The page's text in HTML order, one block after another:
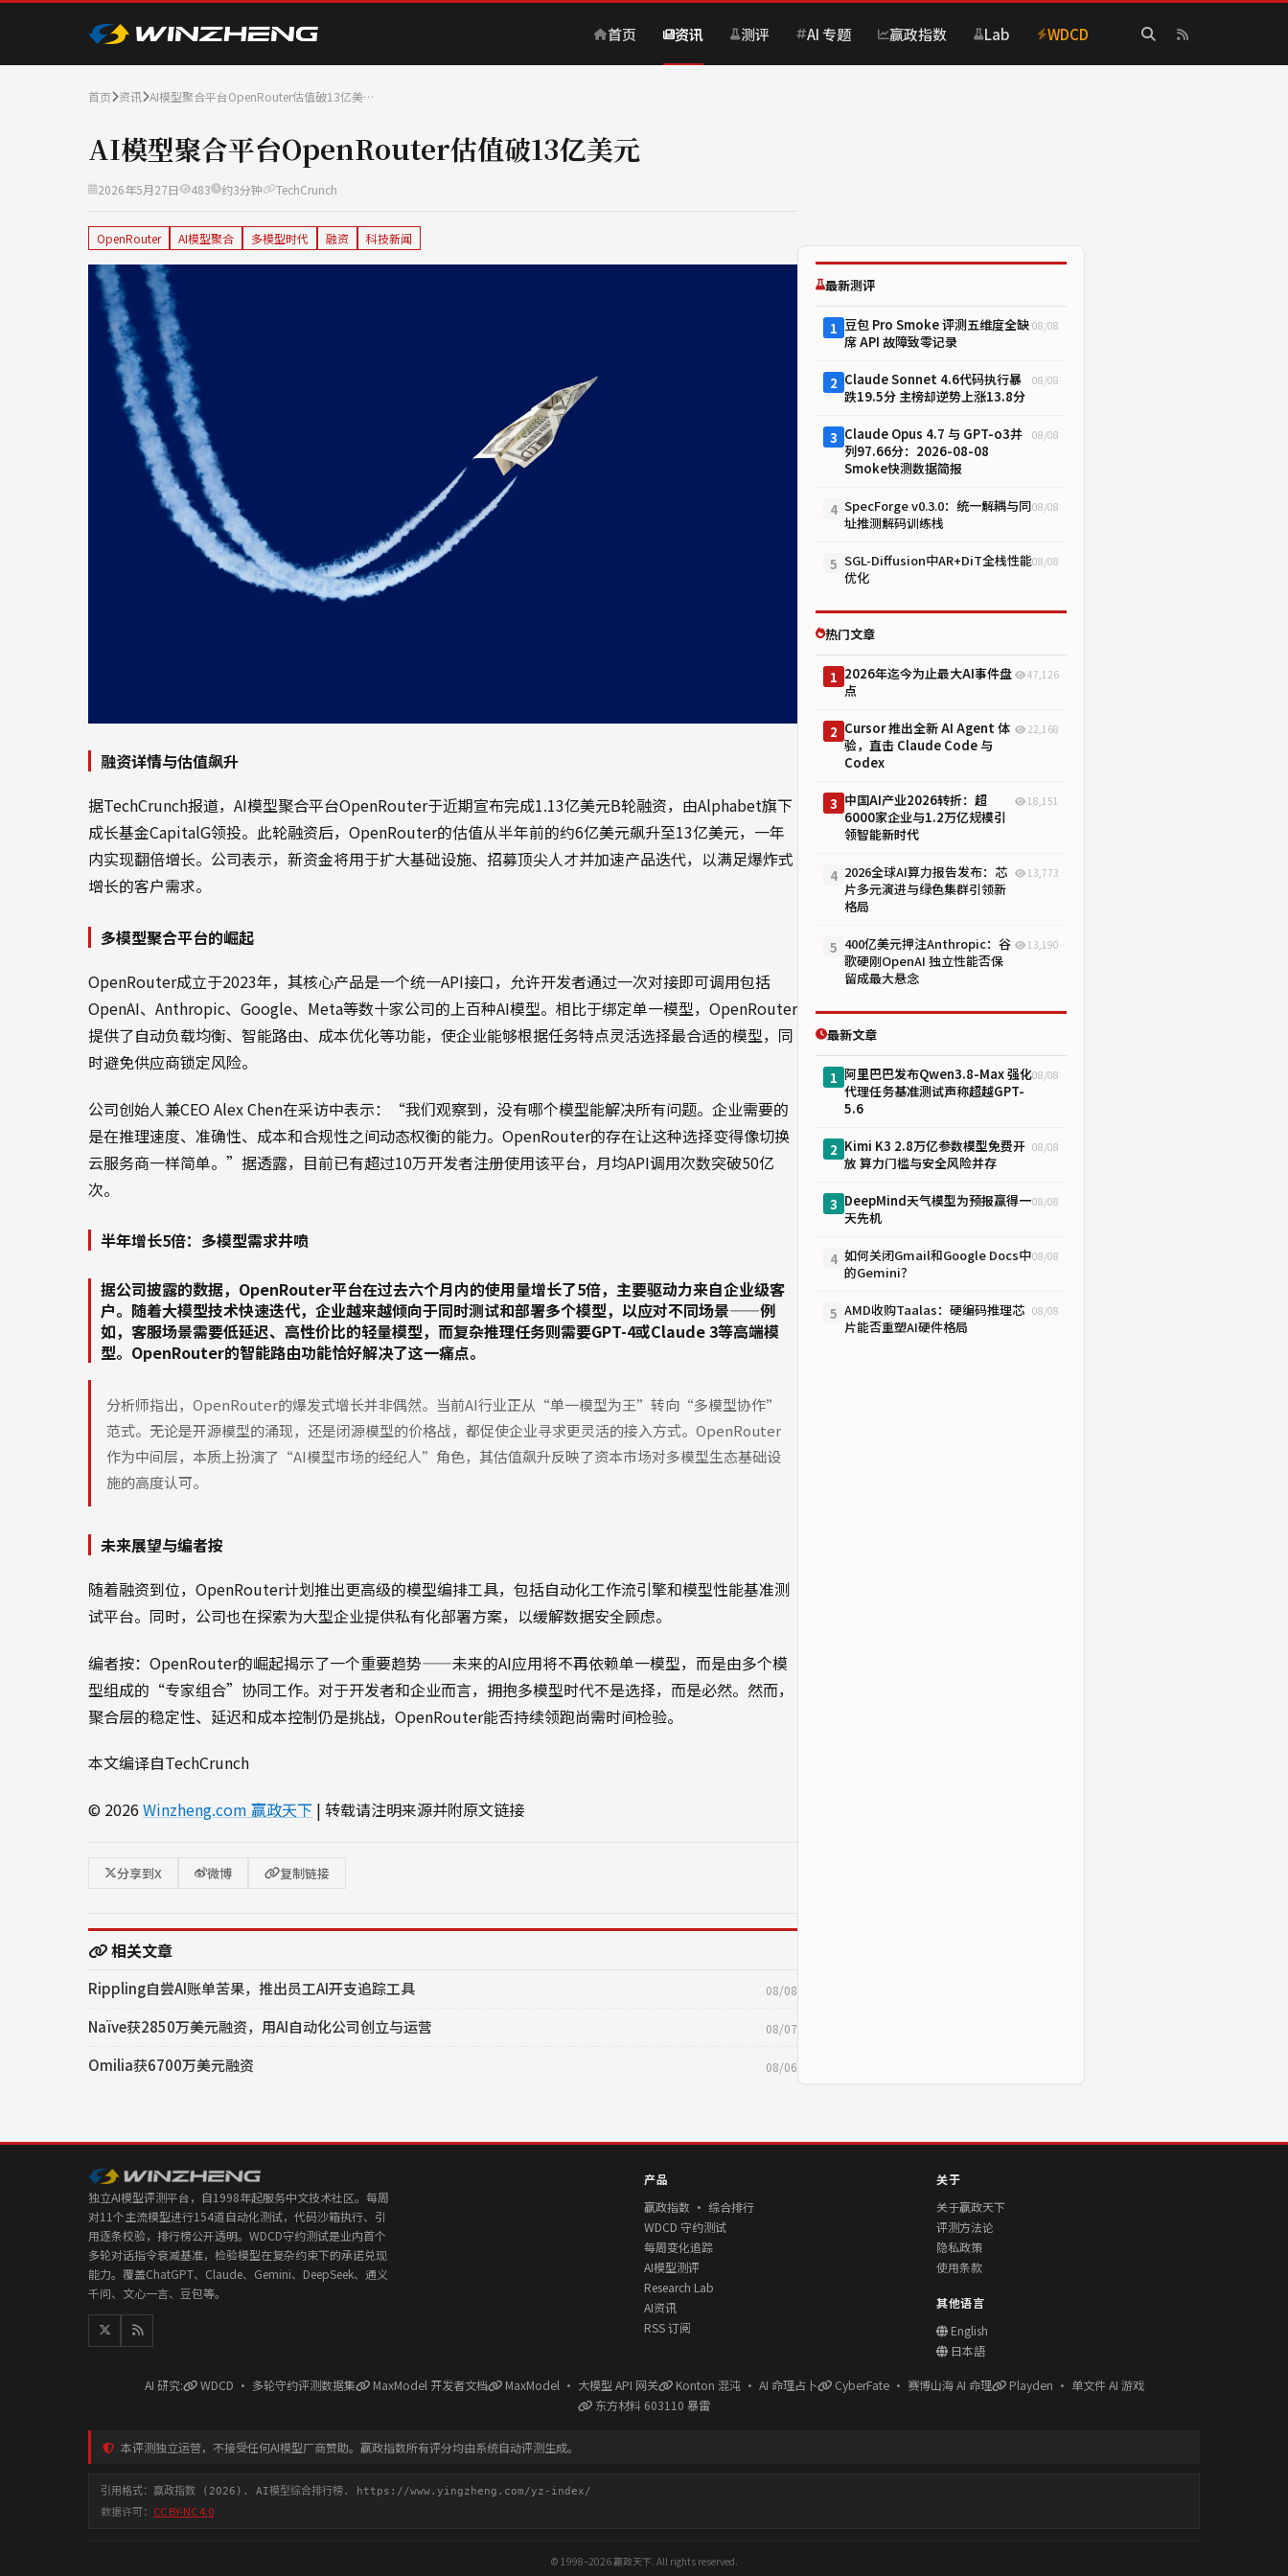
首页 资讯 测评 AI 专题 赢政指数 Lab WDCD
首页 资讯 AI模型聚合平台OpenRouter估值破13亿美…
AI模型聚合平台OpenRouter估值破13亿美元
2026年5月27日 483 约3分钟 TechCrunch
OpenRouter AI模型聚合 多模型时代 融资 科技新闻
融资详情与估值飙升
据TechCrunch报道，AI模型聚合平台OpenRouter于近期宣布完成1.13亿美元B轮融资，由Alphabet旗下
成长基金CapitalG领投。此轮融资后，OpenRouter的估值从半年前的约6亿美元飙升至13亿美元，一年
内实现翻倍增长。公司表示，新资金将用于扩大基础设施、招募顶尖人才并加速产品迭代，以满足爆炸式
增长的客户需求。
多模型聚合平台的崛起
OpenRouter成立于2023年，其核心产品是一个统一API接口，允许开发者通过一次对接即可调用包括
OpenAI、Anthropic、Google、Meta等数十家公司的上百种AI模型。相比于绑定单一模型，OpenRouter
提供了自动负载均衡、智能路由、成本优化等功能，使企业能够根据任务特点灵活选择最合适的模型，同
时避免供应商锁定风险。
公司创始人兼CEO Alex Chen在采访中表示：“我们观察到，没有哪个模型能解决所有问题。企业需要的
是在推理速度、准确性、成本和合规性之间动态权衡的能力。OpenRouter的存在让这种选择变得像切换
云服务商一样简单。”据透露，目前已有超过10万开发者注册使用该平台，月均API调用次数突破50亿
次。
半年增长5倍：多模型需求井喷
据公司披露的数据，OpenRouter平台在过去六个月内的使用量增长了5倍，主要驱动力来自企业级客
户。随着大模型技术快速迭代，企业越来越倾向于同时测试和部署多个模型，以应对不同场景——例
如，客服场景需要低延迟、高性价比的轻量模型，而复杂推理任务则需要GPT-4或Claude 3等高端模
型。OpenRouter的智能路由功能恰好解决了这一痛点。
分析师指出，OpenRouter的爆发式增长并非偶然。当前AI行业正从“单一模型为王”转向“多模型协作”
范式。无论是开源模型的涌现，还是闭源模型的价格战，都促使企业寻求更灵活的接入方式。OpenRouter
作为中间层，本质上扮演了“AI模型市场的经纪人”角色，其估值飙升反映了资本市场对多模型生态基础设
施的高度认可。
未来展望与编者按
随着融资到位，OpenRouter计划推出更高级的模型编排工具，包括自动化工作流引擎和模型性能基准测
试平台。同时，公司也在探索为大型企业提供私有化部署方案，以缓解数据安全顾虑。
编者按：OpenRouter的崛起揭示了一个重要趋势——未来的AI应用将不再依赖单一模型，而是由多个模
型组成的“专家组合”协同工作。对于开发者和企业而言，拥抱多模型时代不是选择，而是必然。然而，
聚合层的稳定性、延迟和成本控制仍是挑战，OpenRouter能否持续领跑尚需时间检验。
本文编译自TechCrunch
© 2026 Winzheng.com 赢政天下 | 转载请注明来源并附原文链接
分享到X 微博 复制链接
相关文章
Rippling自尝AI账单苦果，推出员工AI开支追踪工具 08/08
Naïve获2850万美元融资，用AI自动化公司创立与运营 08/07
Omilia获6700万美元融资 08/06
最新测评
1 豆包 Pro Smoke 评测五维度全缺
席 API 故障致零记录
08/08
2 Claude Sonnet 4.6代码执行暴
跌19.5分 主榜却逆势上涨13.8分
08/08
3 Claude Opus 4.7 与 GPT-o3并
列97.66分：2026-08-08
Smoke快测数据简报
08/08
4 SpecForge v0.3.0：统一解耦与同
址推测解码训练栈
08/08
5 SGL-Diffusion中AR+DiT全栈性能
优化
08/08
热门文章
1 2026年迄今为止最大AI事件盘
点
47,126
2 Cursor 推出全新 AI Agent 体
验，直击 Claude Code 与
Codex
22,168
3 中国AI产业2026转折：超
6000家企业与1.2万亿规模引
领智能新时代
18,151
4 2026全球AI算力报告发布：芯
片多元演进与绿色集群引领新
格局
13,773
5 400亿美元押注Anthropic：谷
歌硬刚OpenAI 独立性能否保
留成最大悬念
13,190
最新文章
1 阿里巴巴发布Qwen3.8-Max 强化
代理任务基准测试声称超越GPT-
5.6
08/08
2 Kimi K3 2.8万亿参数模型免费开
放 算力门槛与安全风险并存
08/08
3 DeepMind天气模型为预报赢得一
天先机
08/08
4 如何关闭Gmail和Google Docs中
的Gemini？
08/08
5 AMD收购Taalas：硬编码推理芯
片能否重塑AI硬件格局
08/08
独立AI模型评测平台，自1998年起服务中文技术社区。每周
对11个主流模型进行154道自动化测试，代码沙箱执行、引
用逐条校验，排行榜公开透明。WDCD守约测试是业内首个
多轮对话指令衰减基准，检验模型在复杂约束下的承诺兑现
能力。覆盖ChatGPT、Claude、Gemini、DeepSeek、通义
千问、文心一言、豆包等。
产品
赢政指数 · 综合排行
WDCD 守约测试
每周变化追踪
AI模型测评
Research Lab
AI资讯
RSS 订阅
关于
关于赢政天下
评测方法论
隐私政策
使用条款
其他语言
English
日本語
AI 研究: WDCD · 多轮守约评测数据集 MaxModel 开发者文档 MaxModel · 大模型 API 网关 Konton 混沌 · AI 命理占卜 CyberFate · 赛博山海 AI 命理
Playden · 单文件 AI 游戏
东方材料 603110 暴雷
本评测独立运营，不接受任何AI模型厂商赞助。赢政指数所有评分均由系统自动评测生成。
引用格式：赢政指数 (2026). AI模型综合排行榜. https://www.yingzheng.com/yz-index/
数据许可： CC BY-NC 4.0
© 1998–2026 赢政天下. All rights reserved.